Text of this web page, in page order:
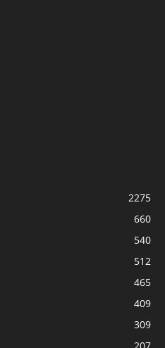
2275
660
540
512
465
409
309